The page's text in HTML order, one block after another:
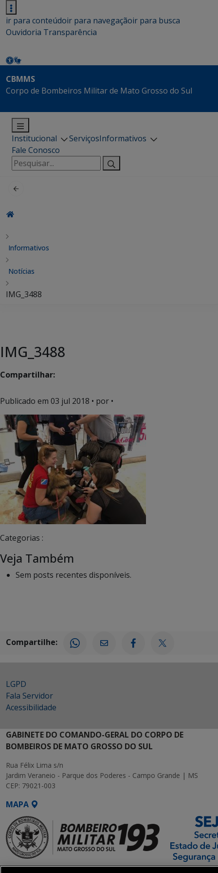
ir para conteúdoir para navegaçãoir para busca
Ouvidoria Transparência
CBMMS
Corpo de Bombeiros Militar de Mato Grosso do Sul
Institucional ServiçosInformativos
Fale Conosco
Pesquisar
por:
Informativos
Notícias
IMG_3488
IMG_3488
Compartilhar:
Publicado em 03 jul 2018 • por •
Categorias :
Veja Também
Sem posts recentes disponíveis.
Compartilhe:
LGPD
Fala Servidor
Acessibilidade
GABINETE DO COMANDO-GERAL DO CORPO DE
BOMBEIROS DE MATO GROSSO DO SUL
Rua Félix Lima s/n
Jardim Veraneio - Parque dos Poderes - Campo Grande | MS
CEP: 79021-003
MAPA